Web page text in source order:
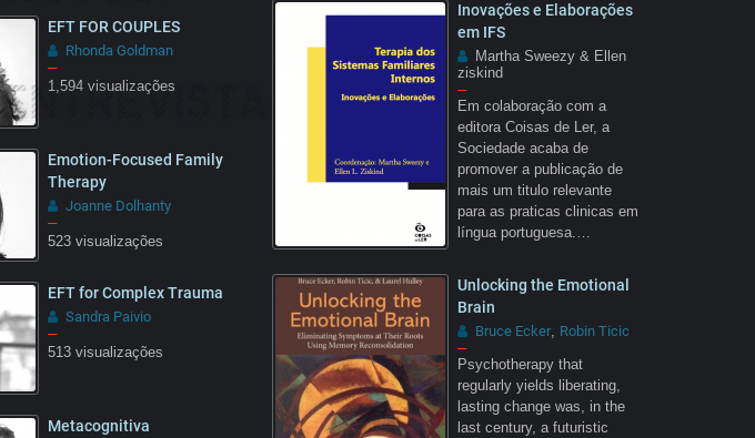
EFT FOR COUPLES
Rhonda Goldman
–
1,594 visualizações
Emotion-Focused Family
Therapy
Joanne Dolhanty
–
523 visualizações
EFT for Complex Trauma
Sandra Paivio
–
513 visualizações
Metacognitiva
Inovações e Elaborações
em IFS
Martha Sweezy & Ellen
ziskind
–
Em colaboração com a
editora Coisas de Ler, a
Sociedade acaba de
promover a publicação de
mais um titulo relevante
para as praticas clinicas em
língua portuguesa.…
Unlocking the Emotional
Brain
Bruce Ecker, Robin Ticic
–
Psychotherapy that
regularly yields liberating,
lasting change was, in the
last century, a futuristic